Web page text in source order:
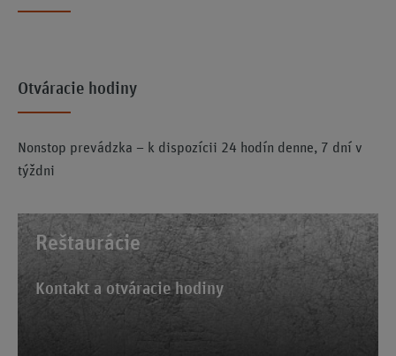
Otváracie hodiny
Nonstop prevádzka – k dispozícii 24 hodín denne, 7 dní v
týždni
Reštaurácie
Kontakt a otváracie hodiny